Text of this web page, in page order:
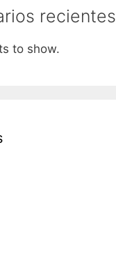
recientes
to show.